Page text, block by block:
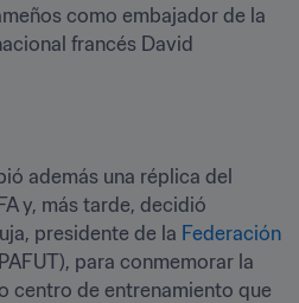
como embajador de la
francés David
además una réplica del
y, más tarde, decidió
presidente de la Federación
para conmemorar la
centro de entrenamiento que